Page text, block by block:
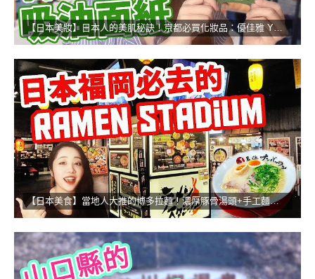
【日本美妝】日本人的美肌秘訣！京都必買化妝品：優佳雅 YOJIYA！！
【日本美食】當地人大推的博多拉麵！濃厚豚骨湯頭+手工麵的無敵組合